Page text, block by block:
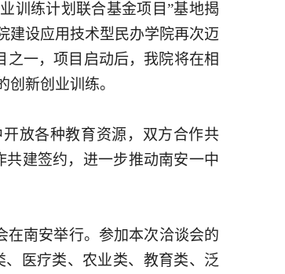
训练计划联合基金项目”基地揭
建设应用技术型民办学院再次迈
一，项目启动后，我院将在相
新创业训练。
放各种教育资源，双方合作共
建签约，进一步推动南安一中
在南安举行。参加本次洽谈会的
医疗类、农业类、教育类、泛